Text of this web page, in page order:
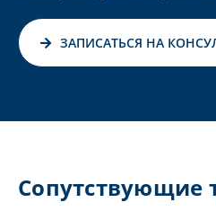
ЗАПИСАТЬСЯ НА
Сопутствующие